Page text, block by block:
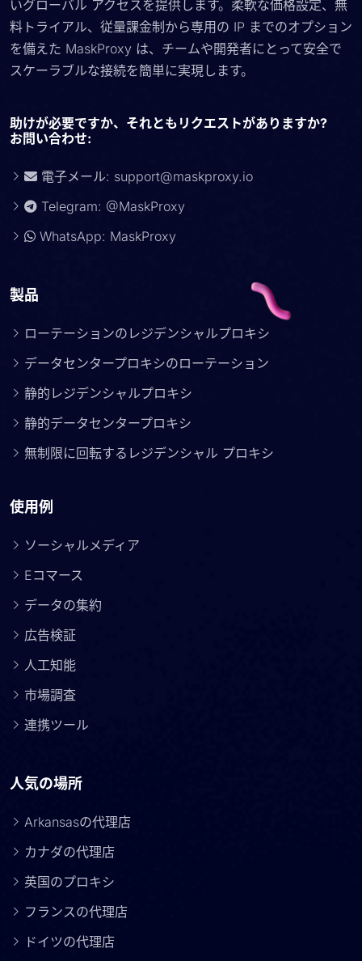
いグローバル アクセスを提供します。柔軟な価格設定、無
料トライアル、従量課金制から専用の IP までのオプション
を備えた MaskProxy は、チームや開発者にとって安全で
スケーラブルな接続を簡単に実現します。
助けが必要ですか、それともリクエストがありますか?
お問い合わせ:
電子メール: support@maskproxy.io
Telegram: @MaskProxy
WhatsApp: MaskProxy
製品
ローテーションのレジデンシャルプロキシ
データセンタープロキシのローテーション
静的レジデンシャルプロキシ
静的データセンタープロキシ
無制限に回転するレジデンシャル プロキシ
使用例
ソーシャルメディア
Eコマース
データの集約
広告検証
人工知能
市場調査
連携ツール
人気の場所
Arkansasの代理店
カナダの代理店
英国のプロキシ
フランスの代理店
ドイツの代理店